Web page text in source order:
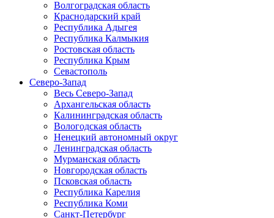
Волгоградская область
Краснодарский край
Республика Адыгея
Республика Калмыкия
Ростовская область
Республика Крым
Севастополь
Северо-Запад
Весь Северо-Запад
Архангельская область
Калининградская область
Вологодская область
Ненецкий автономный округ
Ленинградская область
Мурманская область
Новгородская область
Псковская область
Республика Карелия
Республика Коми
Санкт-Петербург